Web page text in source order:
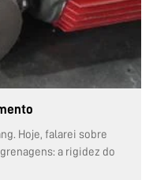
Hoje, falarei sobre
a rigidez do
(também